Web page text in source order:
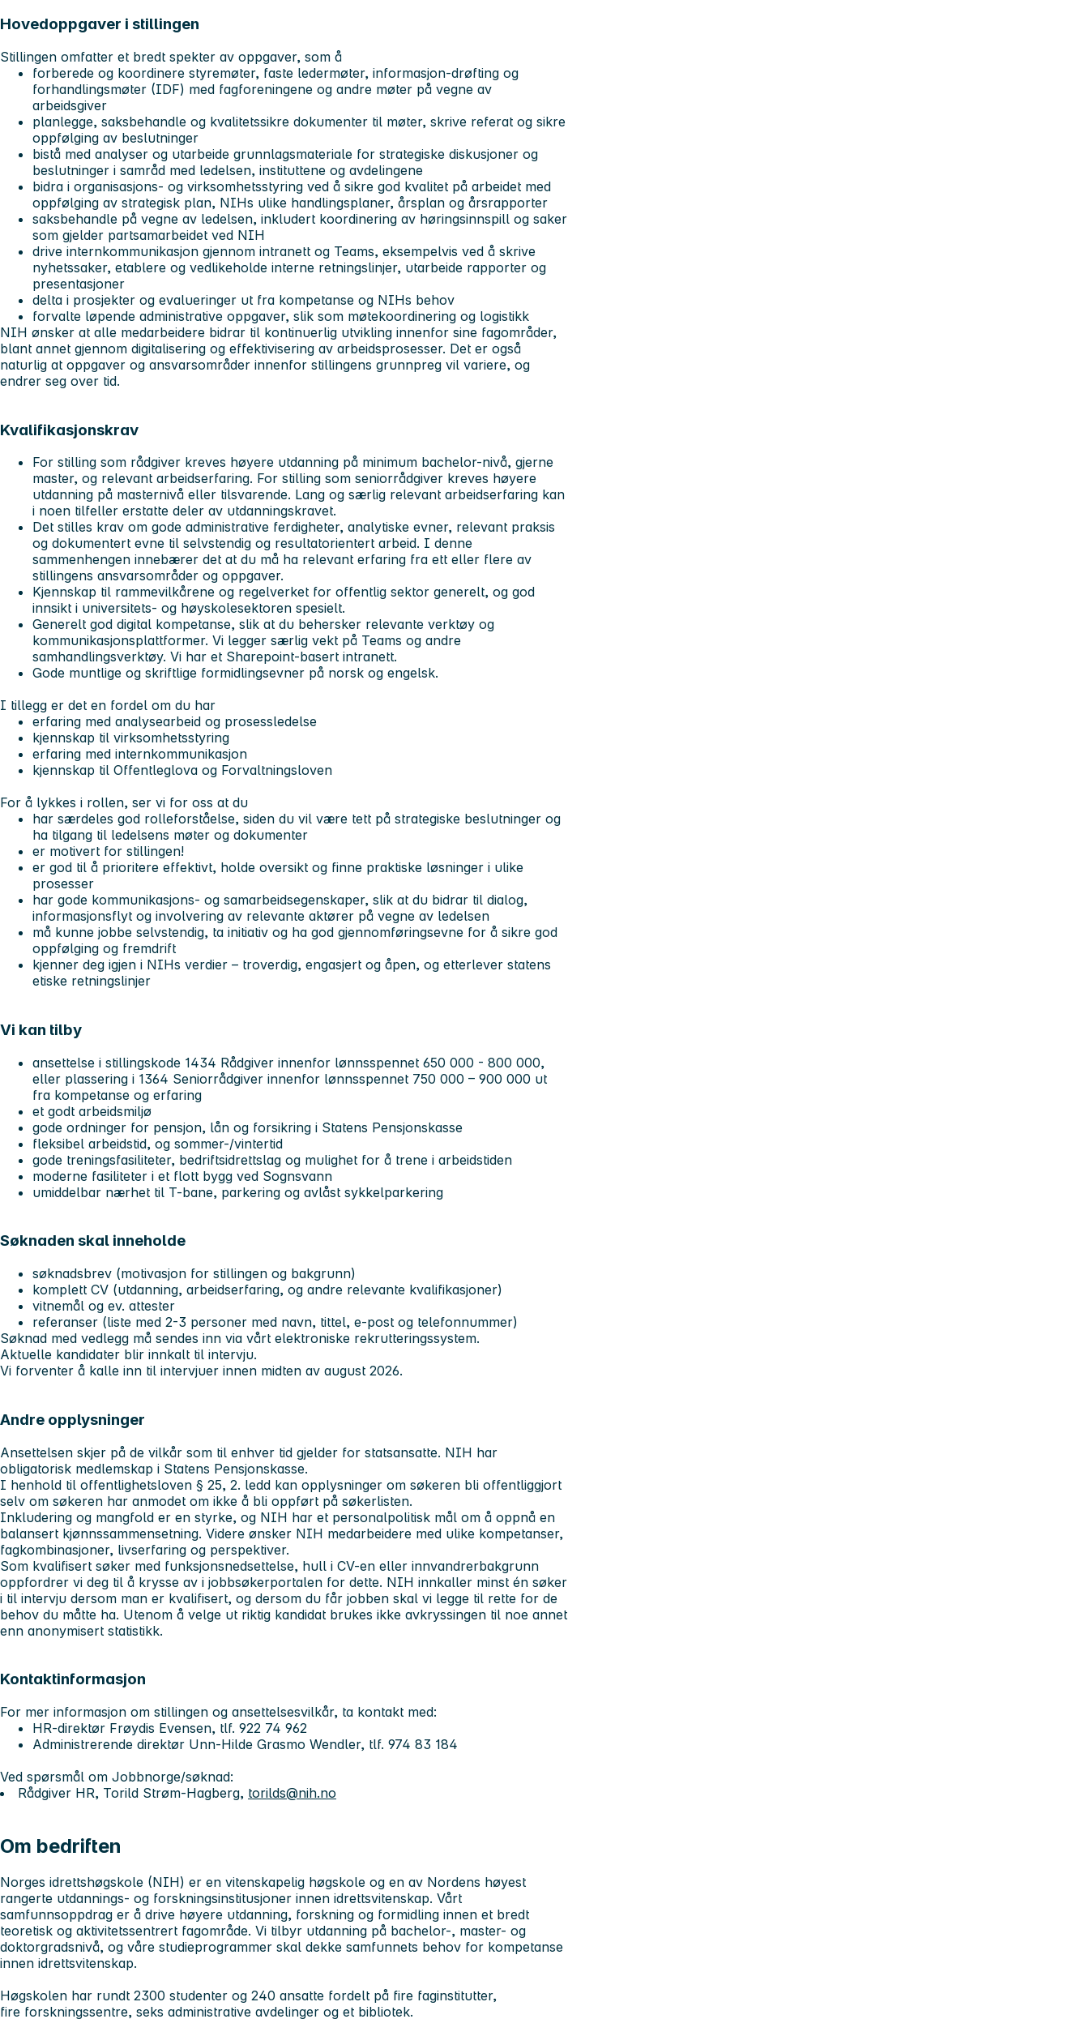
Hovedoppgaver i stillingen
Stillingen omfatter et bredt spekter av oppgaver, som å
forberede og koordinere styremøter, faste ledermøter, informasjon-drøfting og
forhandlingsmøter (IDF) med fagforeningene og andre møter på vegne av
arbeidsgiver
planlegge, saksbehandle og kvalitetssikre dokumenter til møter, skrive referat og sikre
oppfølging av beslutninger
bistå med analyser og utarbeide grunnlagsmateriale for strategiske diskusjoner og
beslutninger i samråd med ledelsen, instituttene og avdelingene
bidra i organisasjons- og virksomhetsstyring ved å sikre god kvalitet på arbeidet med
oppfølging av strategisk plan, NIHs ulike handlingsplaner, årsplan og årsrapporter
saksbehandle på vegne av ledelsen, inkludert koordinering av høringsinnspill og saker
som gjelder partsamarbeidet ved NIH
drive internkommunikasjon gjennom intranett og Teams, eksempelvis ved å skrive
nyhetssaker, etablere og vedlikeholde interne retningslinjer, utarbeide rapporter og
presentasjoner
delta i prosjekter og evalueringer ut fra kompetanse og NIHs behov
forvalte løpende administrative oppgaver, slik som møtekoordinering og logistikk
NIH ønsker at alle medarbeidere bidrar til kontinuerlig utvikling innenfor sine fagområder,
blant annet gjennom digitalisering og effektivisering av arbeidsprosesser. Det er også
naturlig at oppgaver og ansvarsområder innenfor stillingens grunnpreg vil variere, og
endrer seg over tid.
Kvalifikasjonskrav
For stilling som rådgiver kreves høyere utdanning på minimum bachelor-nivå, gjerne
master, og relevant arbeidserfaring. For stilling som seniorrådgiver kreves høyere
utdanning på masternivå eller tilsvarende. Lang og særlig relevant arbeidserfaring kan
i noen tilfeller erstatte deler av utdanningskravet.
Det stilles krav om gode administrative ferdigheter, analytiske evner, relevant praksis
og dokumentert evne til selvstendig og resultatorientert arbeid. I denne
sammenhengen innebærer det at du må ha relevant erfaring fra ett eller flere av
stillingens ansvarsområder og oppgaver.
Kjennskap til rammevilkårene og regelverket for offentlig sektor generelt, og god
innsikt i universitets- og høyskolesektoren spesielt.
Generelt god digital kompetanse, slik at du behersker relevante verktøy og
kommunikasjonsplattformer. Vi legger særlig vekt på Teams og andre
samhandlingsverktøy. Vi har et Sharepoint-basert intranett.
Gode muntlige og skriftlige formidlingsevner på norsk og engelsk.
I tillegg er det en fordel om du har
erfaring med analysearbeid og prosessledelse
kjennskap til virksomhetsstyring
erfaring med internkommunikasjon
kjennskap til Offentleglova og Forvaltningsloven
For å lykkes i rollen, ser vi for oss at du
har særdeles god rolleforståelse, siden du vil være tett på strategiske beslutninger og
ha tilgang til ledelsens møter og dokumenter
er motivert for stillingen!
er god til å prioritere effektivt, holde oversikt og finne praktiske løsninger i ulike
prosesser
har gode kommunikasjons- og samarbeidsegenskaper, slik at du bidrar til dialog,
informasjonsflyt og involvering av relevante aktører på vegne av ledelsen
må kunne jobbe selvstendig, ta initiativ og ha god gjennomføringsevne for å sikre god
oppfølging og fremdrift
kjenner deg igjen i NIHs verdier – troverdig, engasjert og åpen, og etterlever statens
etiske retningslinjer
Vi kan tilby
ansettelse i stillingskode 1434 Rådgiver innenfor lønnsspennet 650 000 - 800 000,
eller plassering i 1364 Seniorrådgiver innenfor lønnsspennet 750 000 – 900 000 ut
fra kompetanse og erfaring
et godt arbeidsmiljø
gode ordninger for pensjon, lån og forsikring i Statens Pensjonskasse
fleksibel arbeidstid, og sommer-/vintertid
gode treningsfasiliteter, bedriftsidrettslag og mulighet for å trene i arbeidstiden
moderne fasiliteter i et flott bygg ved Sognsvann
umiddelbar nærhet til T-bane, parkering og avlåst sykkelparkering
Søknaden skal inneholde
søknadsbrev (motivasjon for stillingen og bakgrunn)
komplett CV (utdanning, arbeidserfaring, og andre relevante kvalifikasjoner)
vitnemål og ev. attester
referanser (liste med 2-3 personer med navn, tittel, e-post og telefonnummer)
Søknad med vedlegg må sendes inn via vårt elektroniske rekrutteringssystem.
Aktuelle kandidater blir innkalt til intervju.
Vi forventer å kalle inn til intervjuer innen midten av august 2026.
Andre opplysninger
Ansettelsen skjer på de vilkår som til enhver tid gjelder for statsansatte. NIH har
obligatorisk medlemskap i Statens Pensjonskasse.
I henhold til offentlighetsloven § 25, 2. ledd kan opplysninger om søkeren bli offentliggjort
selv om søkeren har anmodet om ikke å bli oppført på søkerlisten.
Inkludering og mangfold er en styrke, og NIH har et personalpolitisk mål om å oppnå en
balansert kjønnssammensetning. Videre ønsker NIH medarbeidere med ulike kompetanser,
fagkombinasjoner, livserfaring og perspektiver.
Som kvalifisert søker med funksjonsnedsettelse, hull i CV-en eller innvandrerbakgrunn
oppfordrer vi deg til å krysse av i jobbsøkerportalen for dette. NIH innkaller minst én søker
i til intervju dersom man er kvalifisert, og dersom du får jobben skal vi legge til rette for de
behov du måtte ha. Utenom å velge ut riktig kandidat brukes ikke avkryssingen til noe annet
enn anonymisert statistikk.
Kontaktinformasjon
For mer informasjon om stillingen og ansettelsesvilkår, ta kontakt med:
HR-direktør Frøydis Evensen, tlf. 922 74 962
Administrerende direktør Unn-Hilde Grasmo Wendler, tlf. 974 83 184
Ved spørsmål om Jobbnorge/søknad:
Rådgiver HR, Torild Strøm-Hagberg, torilds@nih.no
Om bedriften
Norges idrettshøgskole (NIH) er en vitenskapelig høgskole og en av Nordens høyest
rangerte utdannings- og forskningsinstitusjoner innen idrettsvitenskap. Vårt
samfunnsoppdrag er å drive høyere utdanning, forskning og formidling innen et bredt
teoretisk og aktivitetssentrert fagområde. Vi tilbyr utdanning på bachelor-, master- og
doktorgradsnivå, og våre studieprogrammer skal dekke samfunnets behov for kompetanse
innen idrettsvitenskap.
Høgskolen har rundt 2300 studenter og 240 ansatte fordelt på fire faginstitutter,
fire forskningssentre, seks administrative avdelinger og et bibliotek.